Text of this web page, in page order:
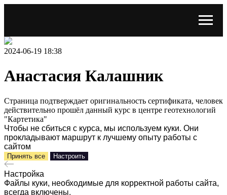
2024-06-19 18:38
Анастасия Калашник
Страница подтверждает оригинальность сертификата, человек
действительно прошёл данный курс в центре геотехнологий
"Картетика"
Чтобы не сбиться с курса, мы используем куки. Они
прокладывают маршрут к лучшему опыту работы с
сайтом
Принять все Настроить
Настройка
Файлы куки, необходимые для корректной работы сайта,
всегда включены.